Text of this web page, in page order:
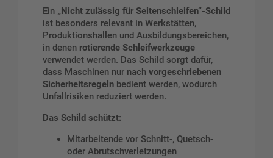
Ein „Nicht zulässig für Seitenschleifen“-Schild
ist besonders relevant in Werkstätten,
Produktionshallen und Ausbildungsbereichen,
in denen rotierende Schleifwerkzeuge
verwendet werden. Das Schild sorgt dafür,
dass Maschinen nur nach vorgeschriebenen
Sicherheitsregeln bedient werden, wodurch
Unfallrisiken reduziert werden.
Das Schild schützt:
Mitarbeitende vor Schnitt-, Quetsch-
oder Abrutschverletzungen